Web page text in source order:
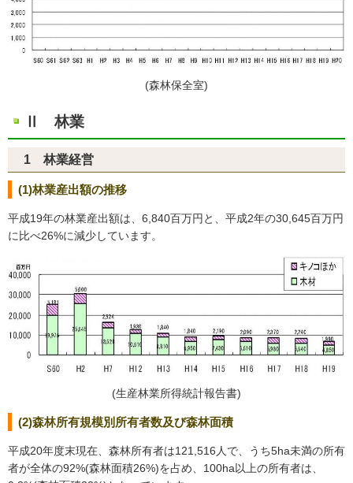
(森林保全室)
Ⅱ 林業
1 林業経営
(1)林業産出額の推移
平成19年の林業産出額は、6,840百万円と、平成2年の30,645百万円
に比べ26%に減少しています。
(生産林業所得統計報告書)
(2)森林所有規模別所有者数及び森林面積
平成20年度末現在、森林所有者は121,516人で、うち5ha未満の所有
者が全体の92%(森林面積26%)を占め、100ha以上の所有者は、